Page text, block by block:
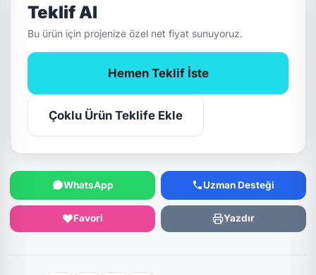
Teklif Al
Bu ürün için projenize özel net fiyat sunuyoruz.
Hemen Teklif İste
Çoklu Ürün Teklife Ekle
WhatsApp Uzman Desteği
Favori Yazdır